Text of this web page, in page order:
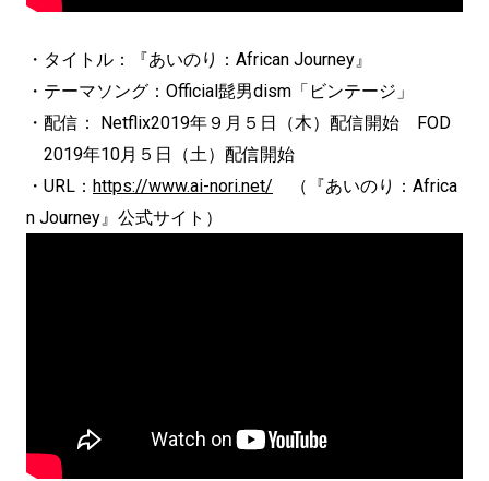
・タイトル：『あいのり：African Journey』
・テーマソング：Official髭男dism「ビンテージ」
・配信： Netflix2019年９月５日（木）配信開始 FOD
2019年10月５日（土）配信開始
・URL： https://www.ai-nori.net/ （『あいのり：Africa
n Journey』公式サイト）